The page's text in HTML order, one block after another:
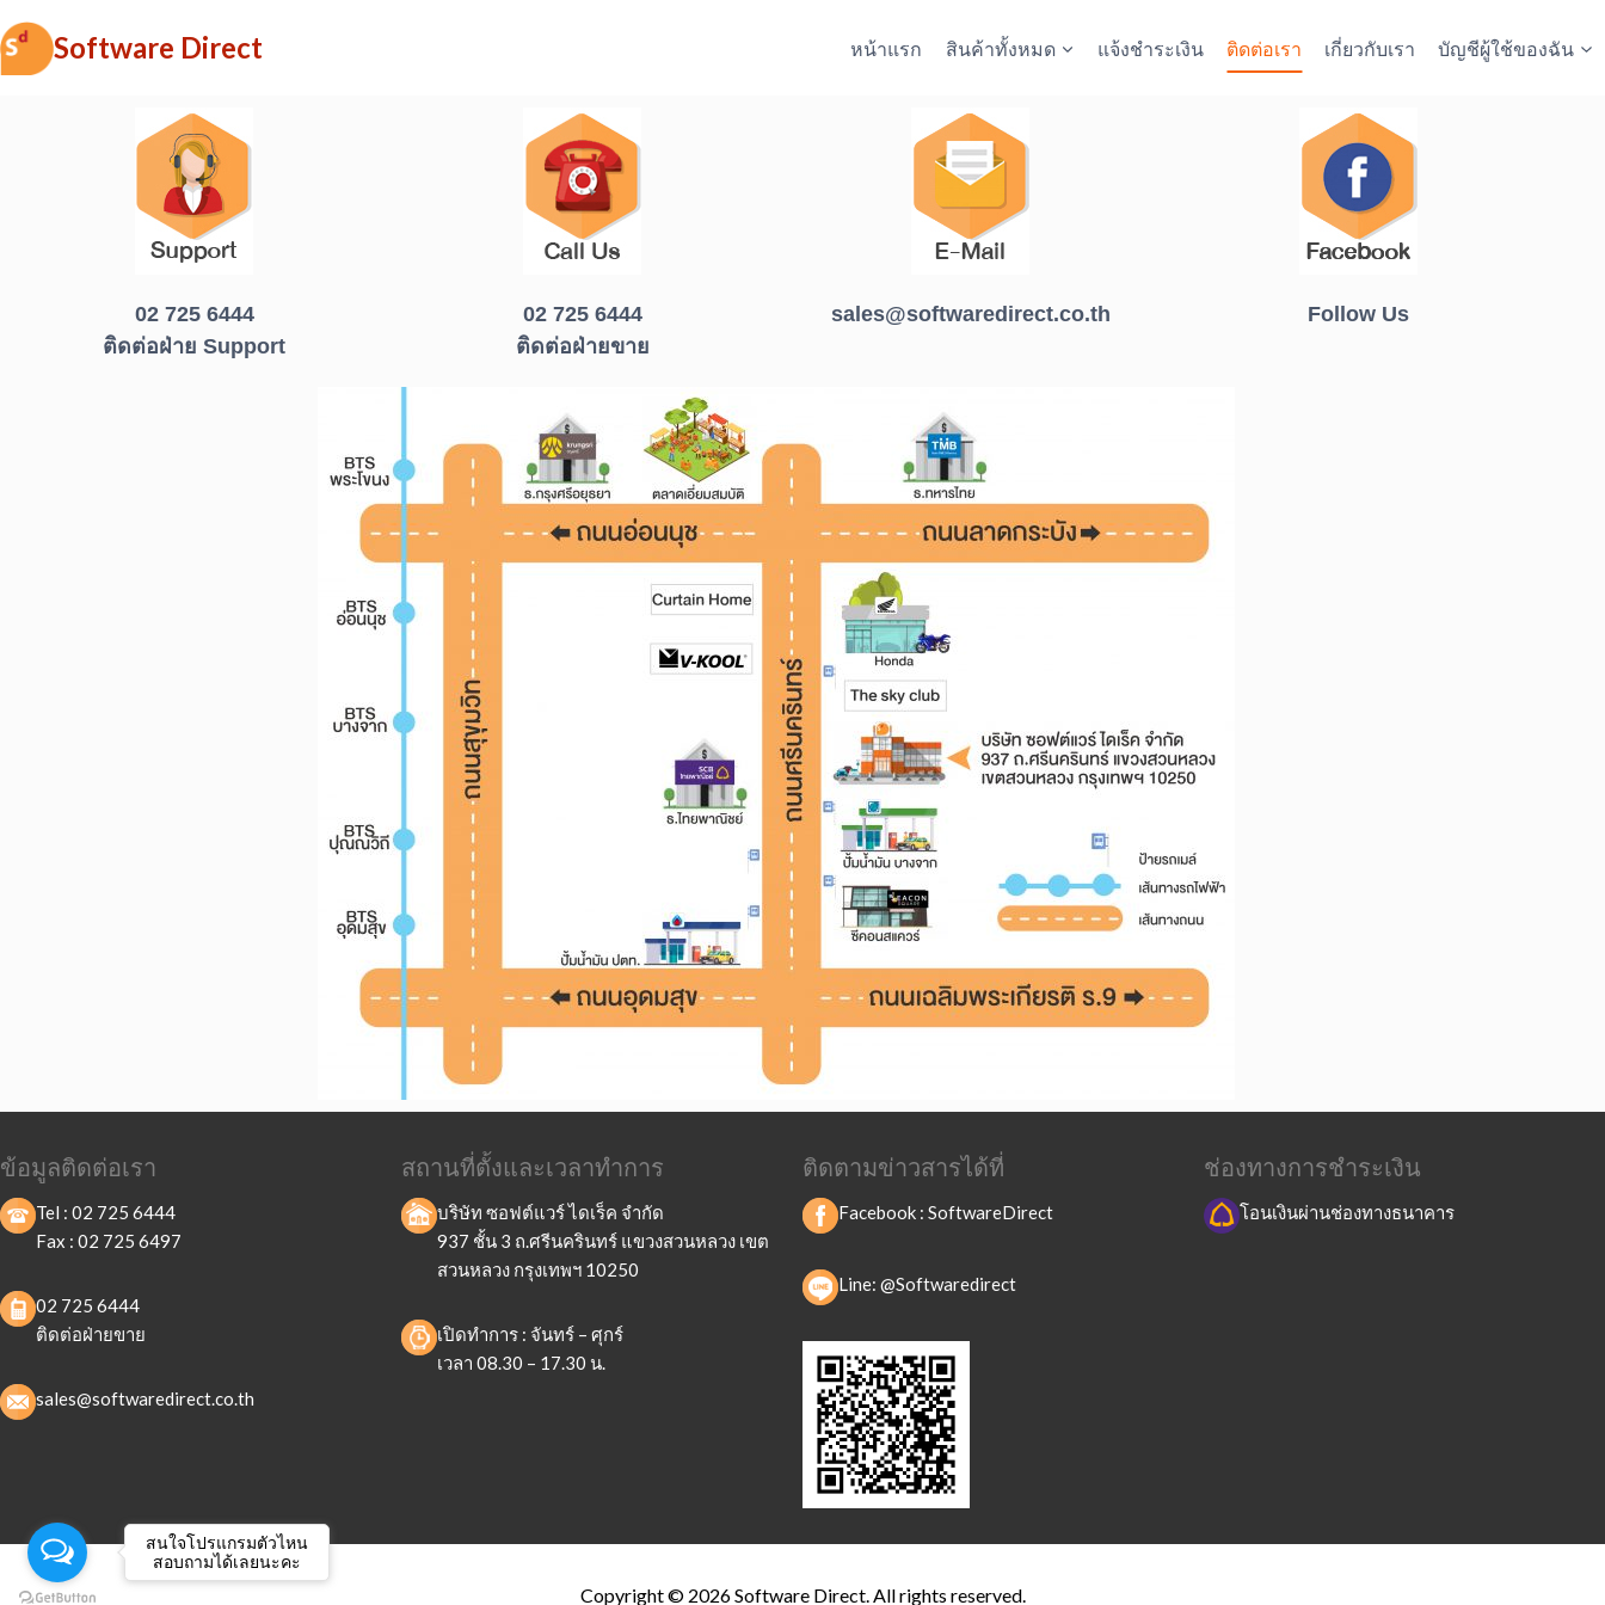
Software Direct หน้าแรก สินค้าทั้งหมด แจ้งชำระเงิน ติดต่อเรา เกี่ยวกับเรา บัญชีผู้ใช้ของฉัน
02 725 6444
ติดต่อฝ่าย Support
02 725 6444
ติดต่อฝ่ายขาย
sales@softwaredirect.co.th Follow Us
ข้อมูลติดต่อเรา
Tel : 02 725 6444
Fax : 02 725 6497
02 725 6444
ติดต่อฝ่ายขาย
sales@softwaredirect.co.th
สถานที่ตั้งและเวลาทำการ
บริษัท ซอฟต์แวร์ ไดเร็ค จำกัด
937 ชั้น 3 ถ.ศรีนครินทร์ แขวงสวนหลวง เขต
สวนหลวง กรุงเทพฯ 10250
เปิดทำการ : จันทร์ – ศุกร์
เวลา 08.30 – 17.30 น.
ติดตามข่าวสารได้ที่
Facebook : SoftwareDirect
Line: @Softwaredirect
ช่องทางการชำระเงิน
โอนเงินผ่านช่องทางธนาคาร
Copyright © 2026Software Direct. All rights reserved.
สนใจโปรแกรมตัวไหน
สอบถามได้เลยนะคะ